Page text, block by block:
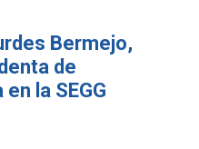
Bermejo,
de
la SEGG